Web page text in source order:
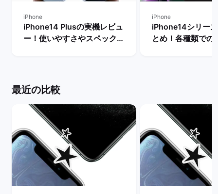
iPhone
iPhone14 Plusの実機レビュ
ー！使いやすさやスペック・
iPhone
iPhone14シリー
とめ！各種類での
最近の比較